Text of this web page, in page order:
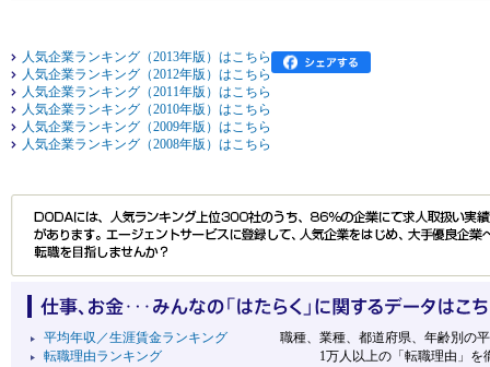
人気企業ランキング（2013年版）はこちら
人気企業ランキング（2012年版）はこちら
人気企業ランキング（2011年版）はこちら
人気企業ランキング（2010年版）はこちら
人気企業ランキング（2009年版）はこちら
人気企業ランキング（2008年版）はこちら
平均年収／生涯賃金ランキング 職種、業種、都道府県、年齢別の平
転職理由ランキング 1万人以上の「転職理由」を徹